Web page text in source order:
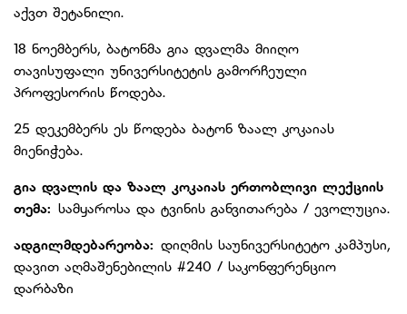
აქვთ შეტანილი.
18 ნოემბერს, ბატონმა გია დვალმა მიიღო
თავისუფალი უნივერსიტეტის გამორჩეული
პროფესორის წოდება.
25 დეკემბერს ეს წოდება ბატონ ზაალ კოკაიას
მიენიჭება.
გია დვალის და ზაალ კოკაიას ერთობლივი ლექციის
თემა: სამყაროსა და ტვინის განვითარება / ევოლუცია.
ადგილმდებარეობა: დიღმის საუნივერსიტეტო კამპუსი,
დავით აღმაშენებილის #240 / საკონფერენციო
დარბაზი